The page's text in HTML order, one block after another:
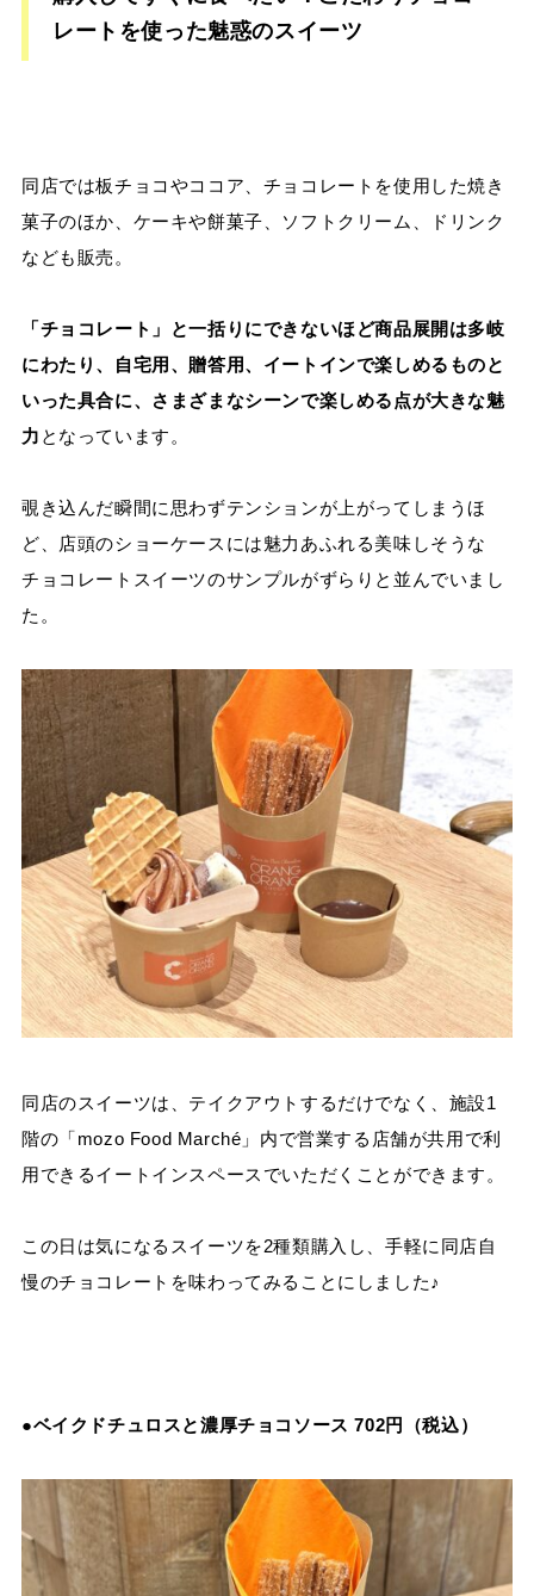
レートを使った魅惑のスイーツ
同店では板チョコやココア、チョコレートを使用した焼き
菓子のほか、ケーキや餅菓子、ソフトクリーム、ドリンク
なども販売。
「チョコレート」と一括りにできないほど商品展開は多岐
にわたり、自宅用、贈答用、イートインで楽しめるものと
いった具合に、さまざまなシーンで楽しめる点が大きな魅
力 となっています。
覗き込んだ瞬間に思わずテンションが上がってしまうほ
ど、店頭のショーケースには魅力あふれる美味しそうな
チョコレートスイーツのサンプルがずらりと並んでいまし
た。
同店のスイーツは、テイクアウトするだけでなく、施設1
階の「mozo Food Marché」内で営業する店舗が共用で利
用できるイートインスペースでいただくことができます。
この日は気になるスイーツを2種類購入し、手軽に同店自
慢のチョコレートを味わってみることにしました♪
●ベイクドチュロスと濃厚チョコソース 702円（税込）